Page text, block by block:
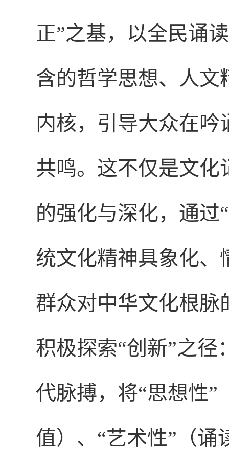
正”之基，以全民诵
含的哲学思想、人文
内核，引导大众在
共鸣。这不仅是文
的强化与深化，通过
统文化精神具象化、
群众对中华文化根脉
积极探索“创新”之
代脉搏，将“思想性
值）、“艺术性”（诵